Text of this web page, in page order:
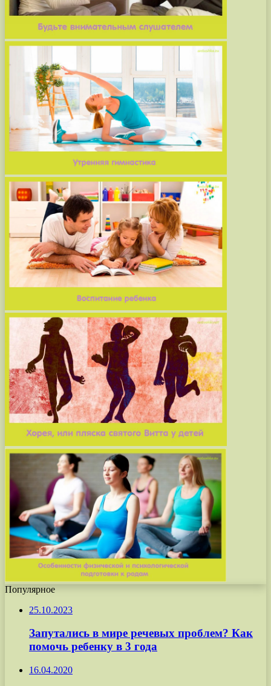
Популярное
25.10.2023
Запутались в мире речевых проблем? Как
помочь ребенку в 3 года
16.04.2020